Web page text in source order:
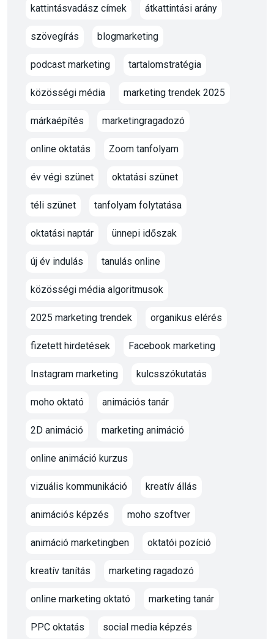
kattintásvadász címek átkattintási arány
szövegírás blogmarketing
podcast marketing tartalomstratégia
közösségi média marketing trendek 2025
márkaépítés marketingragadozó
online oktatás Zoom tanfolyam
év végi szünet oktatási szünet
téli szünet tanfolyam folytatása
oktatási naptár ünnepi időszak
új év indulás tanulás online
közösségi média algoritmusok
2025 marketing trendek organikus elérés
fizetett hirdetések Facebook marketing
Instagram marketing kulcsszókutatás
moho oktató animációs tanár
2D animáció marketing animáció
online animáció kurzus
vizuális kommunikáció kreatív állás
animációs képzés moho szoftver
animáció marketingben oktatói pozíció
kreatív tanítás marketing ragadozó
online marketing oktató marketing tanár
PPC oktatás social media képzés